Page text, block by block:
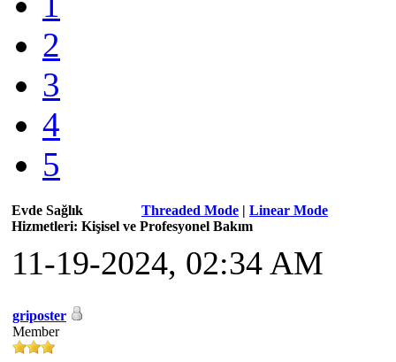
2
3
4
5
Threaded Mode | Linear Mode
Evde Sağlık
Hizmetleri: Kişisel ve Profesyonel Bakım
11-19-2024, 02:34 AM
griposter
Member